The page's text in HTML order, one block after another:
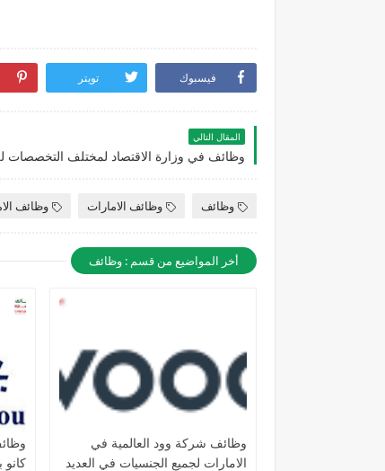
فيسبوك تويتر
المقال التالي
وظائف وظائف الامارات وظائف
أخر المواضيع من قسم : وظائف
وظائف شركة وود العالمية في
الامارات لجميع الجنسيات في العديد